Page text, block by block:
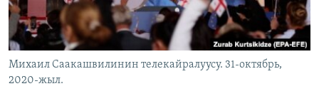
Михаил Саакашвилинин телекайралуусу. 31-октябрь,
2020-жыл.